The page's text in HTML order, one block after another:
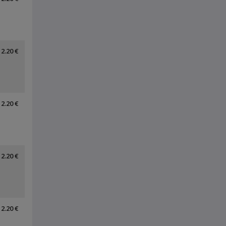
2.20 €
2.20 €
2.20 €
2.20 €